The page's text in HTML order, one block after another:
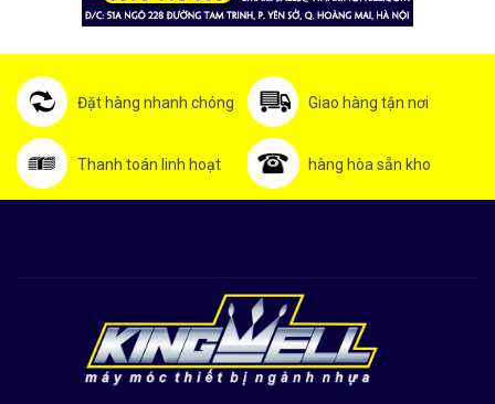
Đặt hàng nhanh chóng Giao hàng tận nơi
Thanh toán linh hoạt hàng hòa sẵn kho